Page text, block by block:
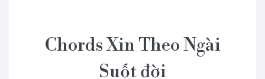
Chords Xin Theo Ngài
Suốt đời